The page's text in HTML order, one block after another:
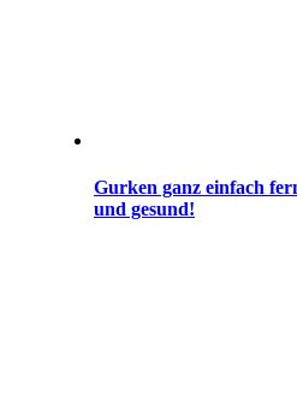
Gurken ganz einfach
und gesund!